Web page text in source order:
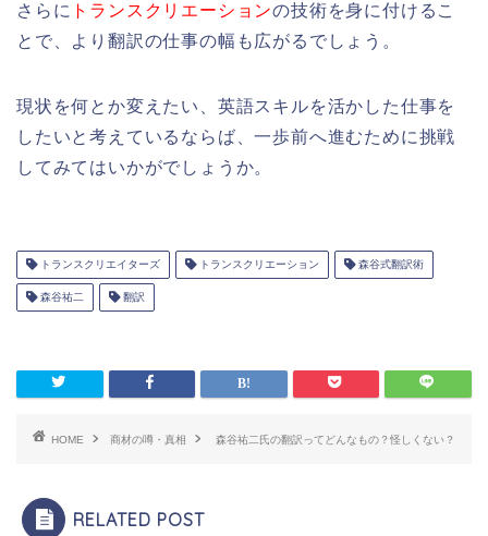
さらに トランスクリエーションの技術を身に付けるこ
とで、より翻訳の仕事の幅も広がるでしょう。
現状を何とか変えたい、英語スキルを活かした仕事を
したいと考えているならば、一歩前へ進むために挑戦
してみてはいかがでしょうか。
トランスクリエイターズ トランスクリエーション 森谷式翻訳術
森谷祐二 翻訳
HOME 商材の噂・真相 森谷祐二氏の翻訳ってどんなもの？怪しくない？
RELATED POST